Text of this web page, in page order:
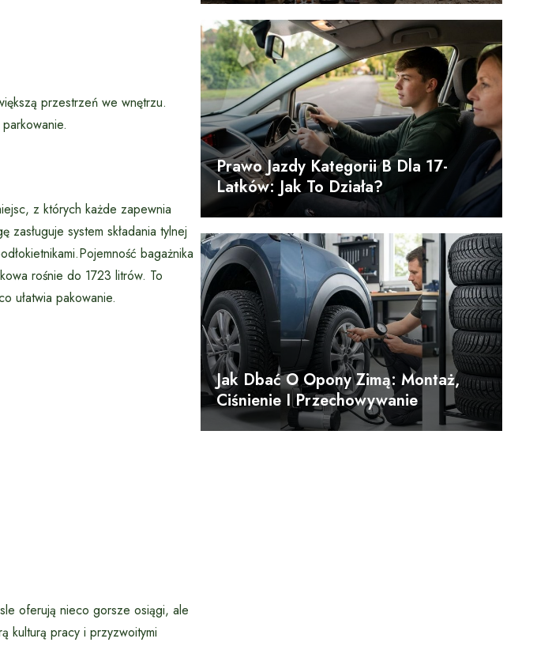
przestrzeń we wnętrzu.
z których każde zapewnia
system składania tylnej
bagażnika
rośnie do 1723 litrów. To
ułatwia pakowanie.
oferują nieco gorsze osiągi, ale
kulturą pracy i przyzwoitymi
Prawo Jazdy Kategorii B Dla 17-
Latków: Jak To Działa?
Jak Dbać O Opony Zimą: Montaż,
Ciśnienie I Przechowywanie